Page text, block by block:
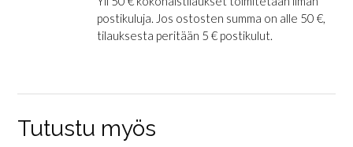
postikuluja. Jos ostosten summa on alle 50 €,
tilauksesta peritään 5 € postikulut.
Tutustu myös